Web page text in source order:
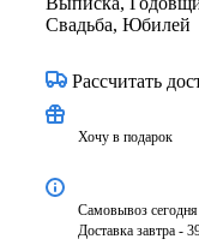
Свадьба, Юбилей
Рассчитать
Хочу в подарок
Самовывоз сегодня
Доставка завтра -